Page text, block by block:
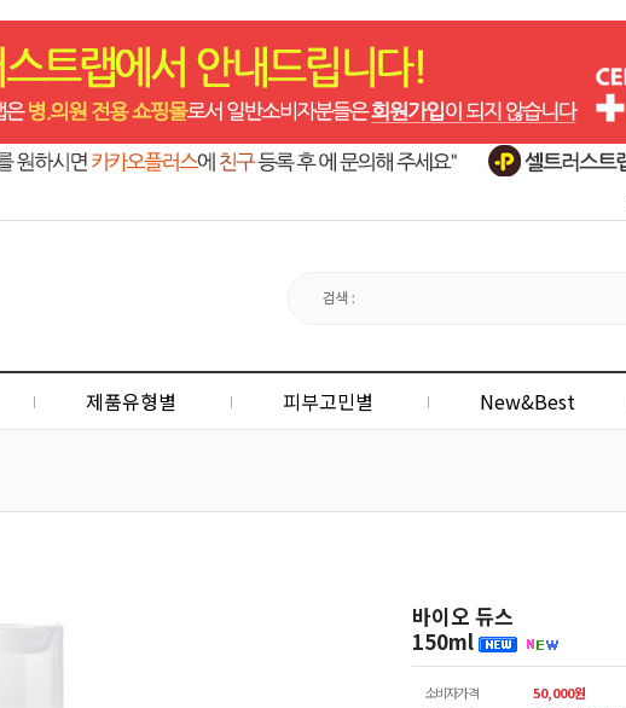
제품유형별 피부고민별 New&Best
바이오 듀스
150ml
소비자가격
50,000원